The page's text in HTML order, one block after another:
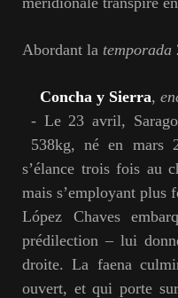
Abordant la temporada
Concha y Sierra,
- Le 23 avril,
538kg, né en mars
s’élance trois fois au
mais s’employant plus
López Chaves
prédilection – lui
droite. La faena
ouvert, et qui porte